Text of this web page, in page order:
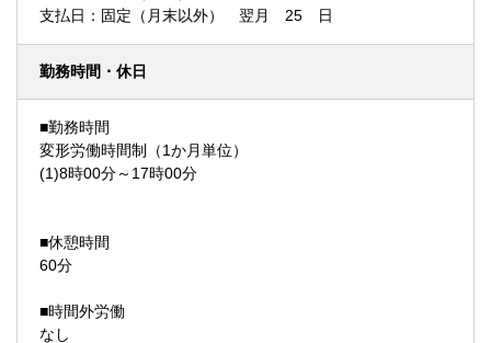
支払日：固定（月末以外） 翌月 25 日
勤務時間・休日
■勤務時間
変形労働時間制（1か月単位）
(1)8時00分～17時00分
■休憩時間
60分
■時間外労働
なし